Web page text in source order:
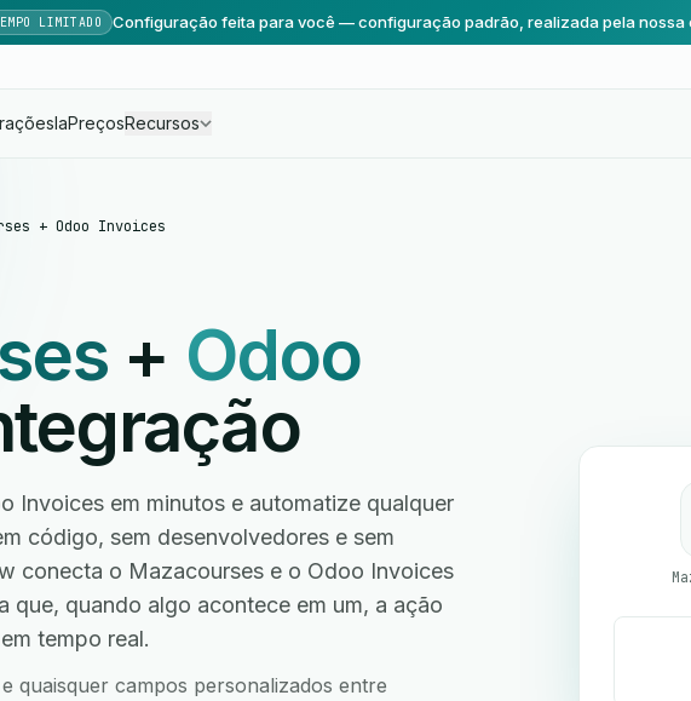
LIMITADO Configuração feita para você — configuração padrão, realizada pela nossa
IaPreçosRecursos
+ Odoo Invoices
+ Odoo
Invoices em minutos e automatize qualquer
código, sem desenvolvedores e sem
conecta o Mazacourses e o Odoo Invoices
que, quando algo acontece em um, a ação
tempo real.
quaisquer campos personalizados entre